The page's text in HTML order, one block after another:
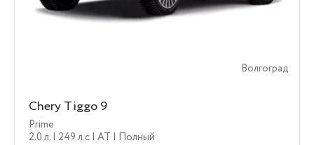
Волгоград
Chery Tiggo 9
Prime
2.0 л. | 249 л.c | AT | Полный